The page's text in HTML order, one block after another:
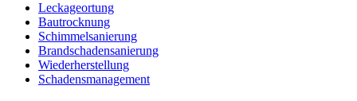
Leckageortung
Bautrocknung
Schimmelsanierung
Brandschadensanierung
Wiederherstellung
Schadensmanagement